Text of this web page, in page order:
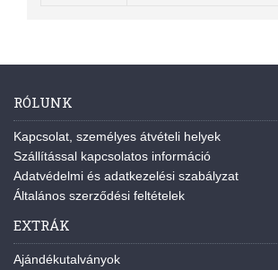
RÓLUNK
Kapcsolat, személyes átvételi helyek
Szállítással kapcsolatos információ
Adatvédelmi és adatkezelési szabályzat
Általános szerződési feltételek
EXTRÁK
Ajándékutalványok